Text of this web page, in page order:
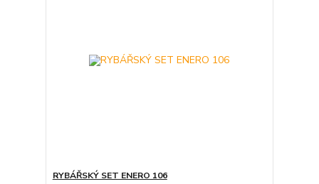
RYBÁŘSKÝ SET ENERO 106